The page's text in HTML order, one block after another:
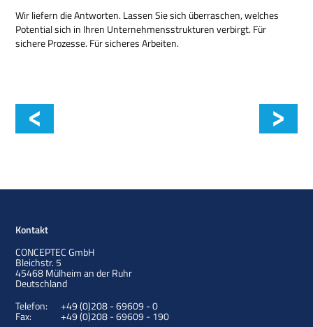
Wir liefern die Antworten. Lassen Sie sich überraschen, welches
Potential sich in Ihren Unternehmensstrukturen verbirgt. Für
sichere Prozesse. Für sicheres Arbeiten.
Kontakt
CONCEPTEC GmbH
Bleichstr. 5
45468Mülheim an der Ruhr
Deutschland
Telefon:
+49 (0)208 - 69609 - 0
Fax:
+49 (0)208 - 69609 - 190